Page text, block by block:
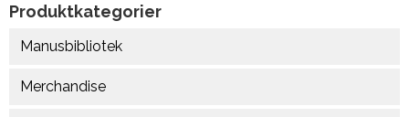
Produktkategorier
Manusbibliotek
Merchandise